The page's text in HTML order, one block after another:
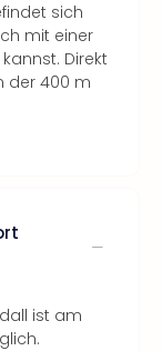
sich
mit einer
Direkt
der 400 m
ist am